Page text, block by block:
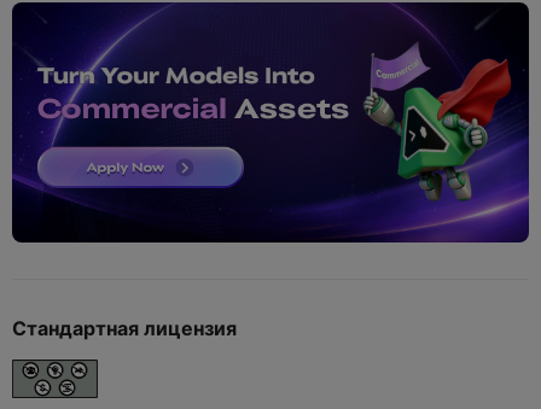
Стандартная лицензия